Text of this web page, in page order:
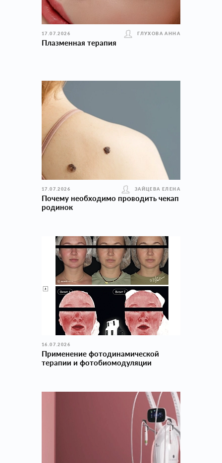
17.07.2026 ГЛУХОВА АННА
Плазменная терапия
17.07.2026 ЗАЙЦЕВА ЕЛЕНА
Почему необходимо проводить чекап
родинок
16.07.2026
Применение фотодинамической
терапии и фотобиомодуляции